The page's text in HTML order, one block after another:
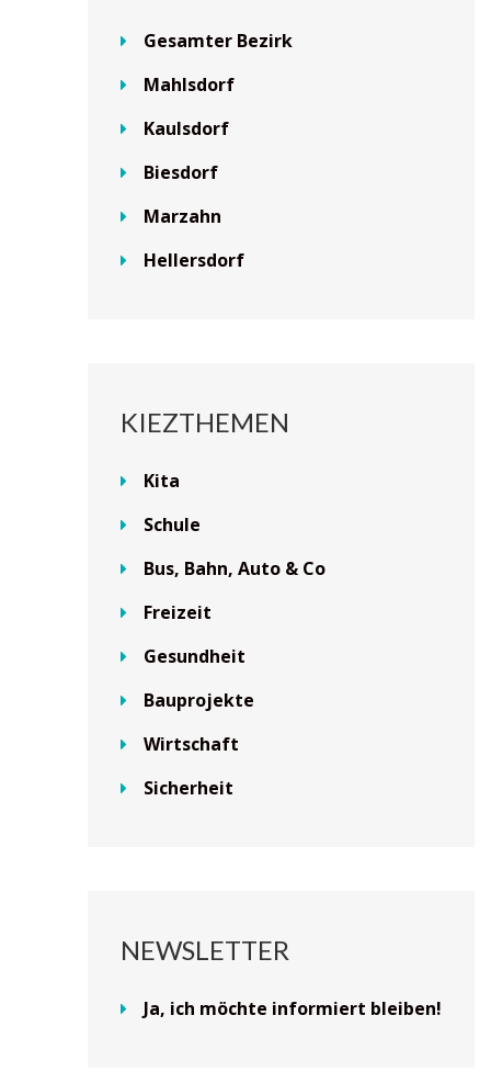
Gesamter Bezirk
Mahlsdorf
Kaulsdorf
Biesdorf
Marzahn
Hellersdorf
KIEZTHEMEN
Kita
Schule
Bus, Bahn, Auto & Co
Freizeit
Gesundheit
Bauprojekte
Wirtschaft
Sicherheit
NEWSLETTER
Ja, ich möchte informiert bleiben!